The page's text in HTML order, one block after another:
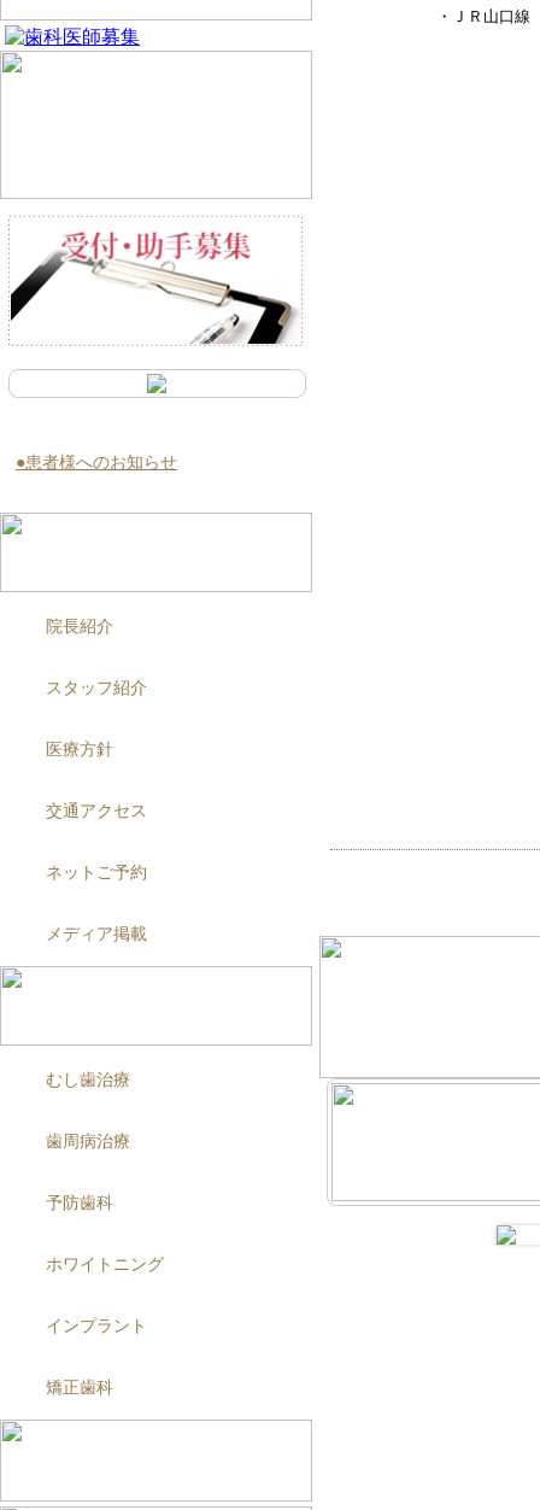
・ＪＲ山口
●患者様へのお知らせ
院長紹介
スタッフ紹介
医療方針
交通アクセス
ネットご予約
メディア掲載
むし歯治療
歯周病治療
予防歯科
ホワイトニング
インプラント
矯正歯科